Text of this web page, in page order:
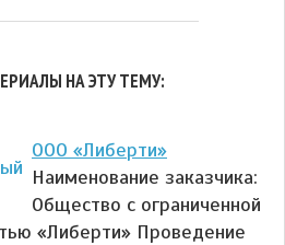
НА ЭТУ ТЕМУ:
ООО «Либерти»
Наименование заказчика:
Общество с ограниченной
«Либерти» Проведение